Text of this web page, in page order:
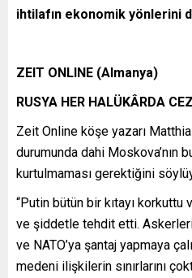
ihtilafın ekonomik yönlerini
ZEIT ONLINE (Almanya)
RUSYA HER HALÜKÂRDA
Zeit Online köşe yazarı
durumunda dahi Moskova’nın
kurtulmaması gerektiğini
“Putin bütün bir kıtayı
ve şiddetle tehdit etti.
ve NATO’ya şantaj yapmaya
medeni ilişkilerin sınırlarını